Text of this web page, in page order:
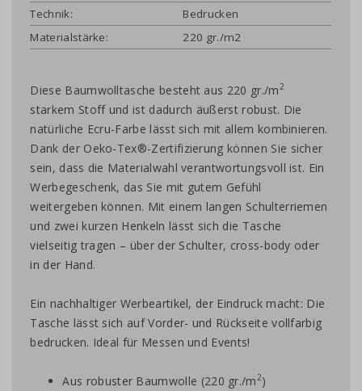
Technik:
Bedrucken
Materialstärke:
220 gr./m2
Diese Baumwolltasche besteht aus 220 gr./m2
starkem Stoff und ist dadurch äußerst robust. Die
natürliche Ecru-Farbe lässt sich mit allem kombinieren.
Dank der Oeko-Tex®-Zertifizierung können Sie sicher
sein, dass die Materialwahl verantwortungsvoll ist. Ein
Werbegeschenk, das Sie mit gutem Gefühl
weitergeben können. Mit einem langen Schulterriemen
und zwei kurzen Henkeln lässt sich die Tasche
vielseitig tragen – über der Schulter, cross-body oder
in der Hand.
Ein nachhaltiger Werbeartikel, der Eindruck macht: Die
Tasche lässt sich auf Vorder- und Rückseite vollfarbig
bedrucken. Ideal für Messen und Events!
Aus robuster Baumwolle (220 gr./m2)